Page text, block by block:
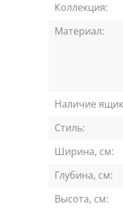
Коллекция:
Материал:
Наличие
Стиль:
Ширина, см:
Глубина, см:
Высота, см: